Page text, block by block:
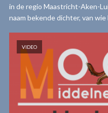
in de regio Maastricht-Aken-
naam bekende dichter, van
VIDEO